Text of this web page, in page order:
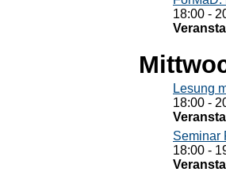
18:00 -
Lesung
18:00 -
Seminar
18:00 -